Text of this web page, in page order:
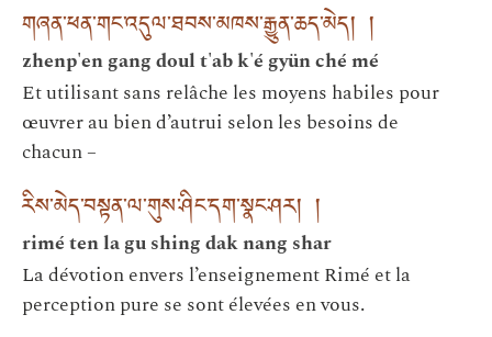
གཞན་ཕན་གང་འདུལ་ཐབས་མཁས་རྒྱུན་ཆད་མེད། །
zhenp'en gang doul t'ab k'é gyün ché mé
Et utilisant sans relâche les moyens habiles pour
œuvrer au bien d’autrui selon les besoins de
chacun –
རིས་མེད་བསྟན་ལ་གུས་ཤིང་དག་སྣང་ཤར། །
rimé ten la gu shing dak nang shar
La dévotion envers l’enseignement Rimé et la
perception pure se sont élevées en vous.